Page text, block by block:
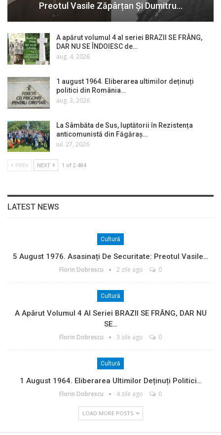
Preotul Vasile Zăpârțan Și Dumitru…
A apărut volumul 4 al seriei BRAZII SE FRÂNG,
DAR NU SE ÎNDOIESC de…
aug. 4, 2026
1 august 1964. Eliberarea ultimilor deținuți
politici din România…
aug. 3, 2026
La Sâmbăta de Sus, luptătorii în Rezistența
anticomunistă din Făgăraș…
iul. 27, 2026
PREV NEXT 1 of 2.484
LATEST NEWS
Cultură
5 August 1976. Asasinați De Securitate: Preotul Vasile…
Florin Dobrescu 2 zile ago 0
Cultură
A Apărut Volumul 4 Al Seriei BRAZII SE FRÂNG, DAR NU
SE…
Florin Dobrescu 3 zile ago 0
Cultură
1 August 1964. Eliberarea Ultimilor Deținuți Politici…
Florin Dobrescu 4 zile ago 0
LOAD MORE POSTS